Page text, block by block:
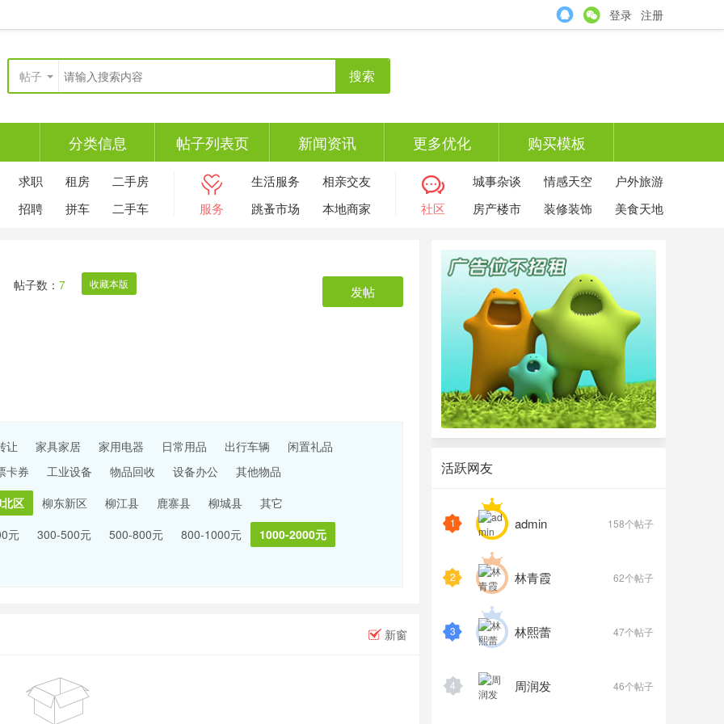
登录 注册
帖子 搜索
分类信息 帖子列表页 新闻资讯 更多优化 购买模板
求职 租房
二手房
招聘
拼车 二手车 服务
生活服务
相亲交友
跳蚤市场
本地商家 社区
城事杂谈 情感天空
户外旅游
房产楼市
装修装饰 美食天地
帖子数： 7 收藏本版 发帖
让 家具家居 家用电器 日常用品 出行车辆
闲置礼品
卡券
工业设备 物品回收 设备办公
其他物品
区
柳东新区 柳江县 鹿寨县 柳城县
其它
元
300-500元 500-800元 800-1000元 1000-2000元
新窗
活跃网友
1 admin 158个帖子
2 林青霞 62个帖子
3 林熙蕾 47个帖子
4 周润发 46个帖子